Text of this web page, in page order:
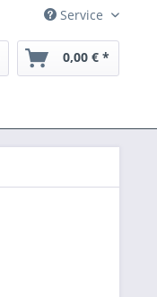
Service
0,00 € *